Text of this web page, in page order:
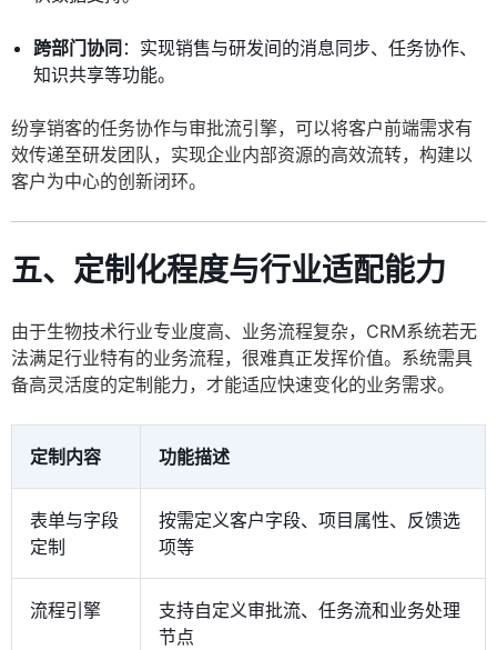
跨部门协同 ：实现销售与研发间的消息同步、任务协作、
知识共享等功能。
纷享销客的任务协作与审批流引擎，可以将客户前端需求有
效传递至研发团队，实现企业内部资源的高效流转，构建以
客户为中心的创新闭环。
五、定制化程度与行业适配能力
由于生物技术行业专业度高、业务流程复杂，CRM系统若无
法满足行业特有的业务流程，很难真正发挥价值。系统需具
备高灵活度的定制能力，才能适应快速变化的业务需求。
定制内容 功能描述
表单与字段
定制
按需定义客户字段、项目属性、反馈选
项等
流程引擎
支持自定义审批流、任务流和业务处理
节点